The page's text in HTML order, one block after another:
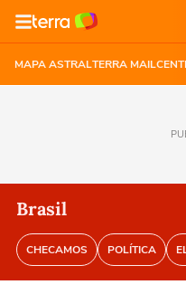
MAPA ASTRALTERRA MAIL
Brasil
CHECAMOS POLÍTICA